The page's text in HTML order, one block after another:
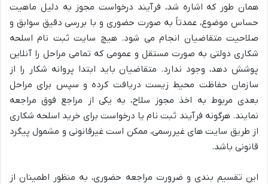
همان طور که اشاره شد، فرآیند درخواست مجوز به دلیل ماهیت
حساس موضوع، عمدتاً به صورت حضوری و با بررسی دقیق سوابق و
صلاحیت متقاضیان انجام می شود. هیچ سایت ثبت نام اسلحه
شکاری دولتی به صورت مستقل و عمومی که تمامی مراحل را آنلاین
پوشش دهد، وجود ندارد. متقاضیان باید ابتدا پروانه شکار را از
سازمان حفاظت محیط زیست دریافت کرده و سپس برای مراحل
بعدی مربوط به اخذ مجوز سلاح، به یکی از مراجع فوق مراجعه
نمایند. هرگونه فرآیند ثبت نام یا درخواست برای خرید اسلحه شکاری
از طریق سایت های غیررسمی، ممکن است غیرقانونی و مشمول پیگرد
قانونی باشد.
این تقسیم بندی و ضرورت مراجعه حضوری، به منظور اطمینان از